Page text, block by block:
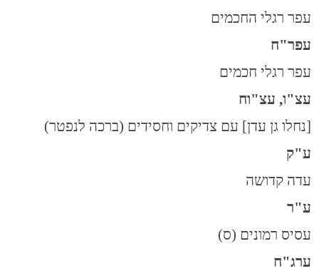
עפר רגלי החכמים
עפר"ח
עפר רגלי חכמים
עצ"ו, עצ"וח
[נחלו גן עדן] עם צדיקים וחסידים (ברכה לנפטר)
ע"ק
עדה קדושה
ע"ר
עסיס רמונים (ס)
ערג"ח